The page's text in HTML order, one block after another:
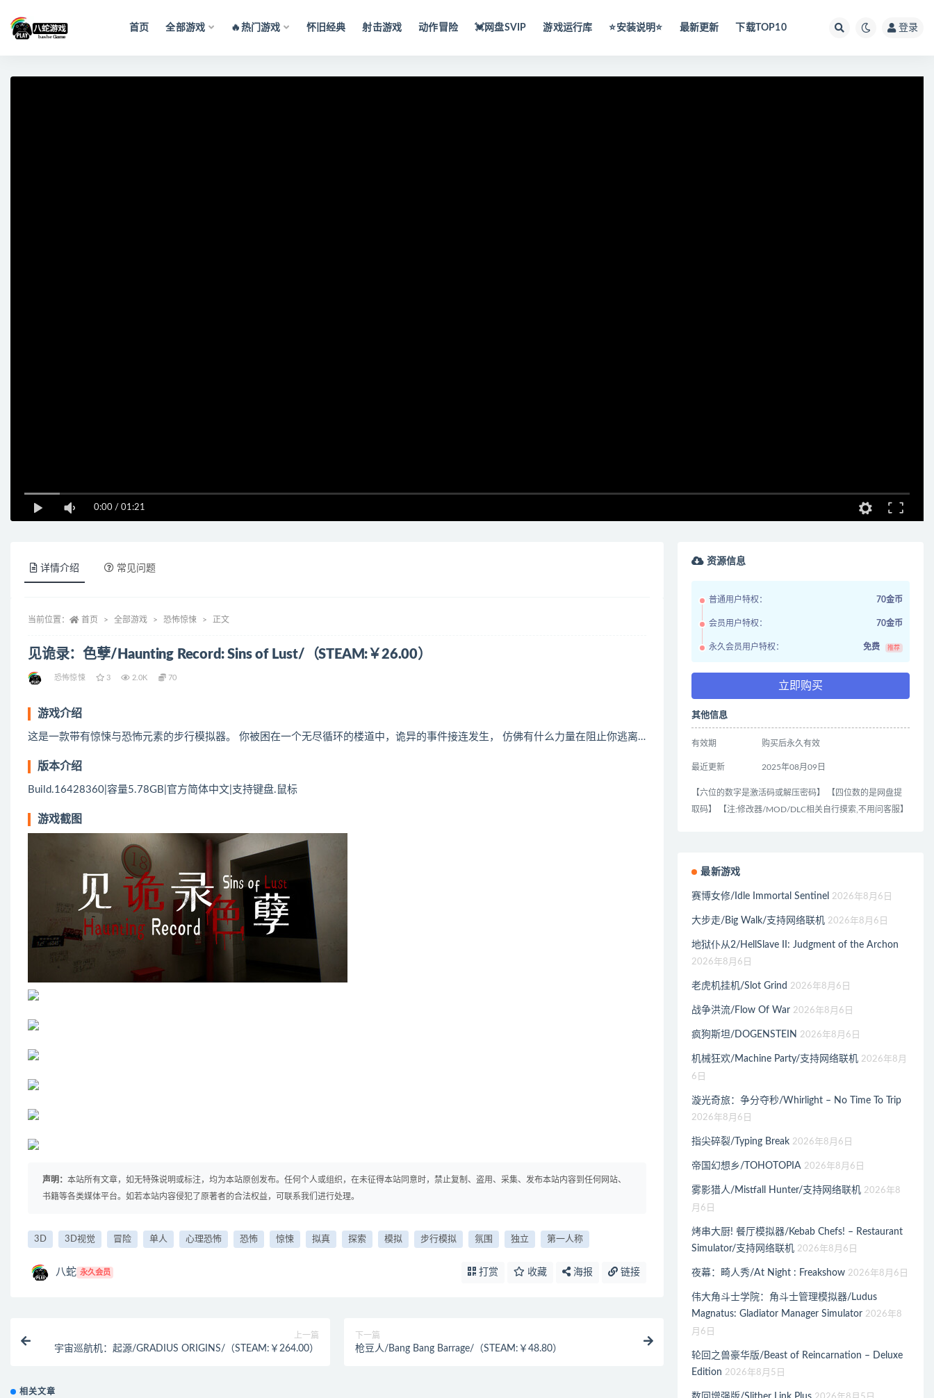
首页 全部游戏 🔥热门游戏 怀旧经典 射击游戏 动作冒险 💓网盘SVIP 游戏运行库 ⭐️安装说明⭐️ 最新更新 下载TOP10 登录
0:00 / 01:21
详情介绍 常见问题
当前位置： 首页 全部游戏 恐怖惊悚 正文
见诡录：色孽/Haunting Record: Sins of Lust/（STEAM:￥26.00）
恐怖惊悚 3 2.0K 70
游戏介绍
这是一款带有惊悚与恐怖元素的步行模拟器。 你被困在一个无尽循环的楼道中，诡异的事件接连发生， 仿佛有什么力量在阻止你逃离…
版本介绍
Build.16428360|容量5.78GB|官方简体中文|支持键盘.鼠标
游戏截图
声明： 本站所有文章，如无特殊说明或标注，均为本站原创发布。任何个人或组织，在未征得本站同意时，禁止复制、盗用、采集、发布本站内容到任何网站、
书籍等各类媒体平台。如若本站内容侵犯了原著者的合法权益，可联系我们进行处理。
3D 3D视觉 冒险 单人 心理恐怖 恐怖 惊悚 拟真 探索 模拟 步行模拟 氛围 独立 第一人称
八蛇 永久会员 打赏 收藏 海报 链接
上一篇
宇宙巡航机：起源/GRADIUS ORIGINS/（STEAM:￥264.00）
下一篇
枪豆人/Bang Bang Barrage/（STEAM:￥48.80）
相关文章
资源信息
普通用户特权： 70金币
会员用户特权： 70金币
永久会员用户特权： 免费 推荐
立即购买
其他信息
有效期 购买后永久有效
最近更新 2025年08月09日
【六位的数字是激活码或解压密码】 【四位数的是网盘提
取码】 【注:修改器/MOD/DLC相关自行摸索,不用问客服】
最新游戏
赛博女修/Idle Immortal Sentinel 2026年8月6日
大步走/Big Walk/支持网络联机 2026年8月6日
地狱仆从2/HellSlave II: Judgment of the Archon
2026年8月6日
老虎机挂机/Slot Grind 2026年8月6日
战争洪流/Flow Of War 2026年8月6日
疯狗斯坦/DOGENSTEIN 2026年8月6日
机械狂欢/Machine Party/支持网络联机 2026年8月
6日
漩光奇旅：争分夺秒/Whirlight – No Time To Trip
2026年8月6日
指尖碎裂/Typing Break 2026年8月6日
帝国幻想乡/TOHOTOPIA 2026年8月6日
雾影猎人/Mistfall Hunter/支持网络联机 2026年8
月6日
烤串大厨! 餐厅模拟器/Kebab Chefs! – Restaurant
Simulator/支持网络联机 2026年8月6日
夜幕：畸人秀/At Night : Freakshow 2026年8月6日
伟大角斗士学院：角斗士管理模拟器/Ludus
Magnatus: Gladiator Manager Simulator 2026年8
月6日
轮回之兽豪华版/Beast of Reincarnation – Deluxe
Edition 2026年8月5日